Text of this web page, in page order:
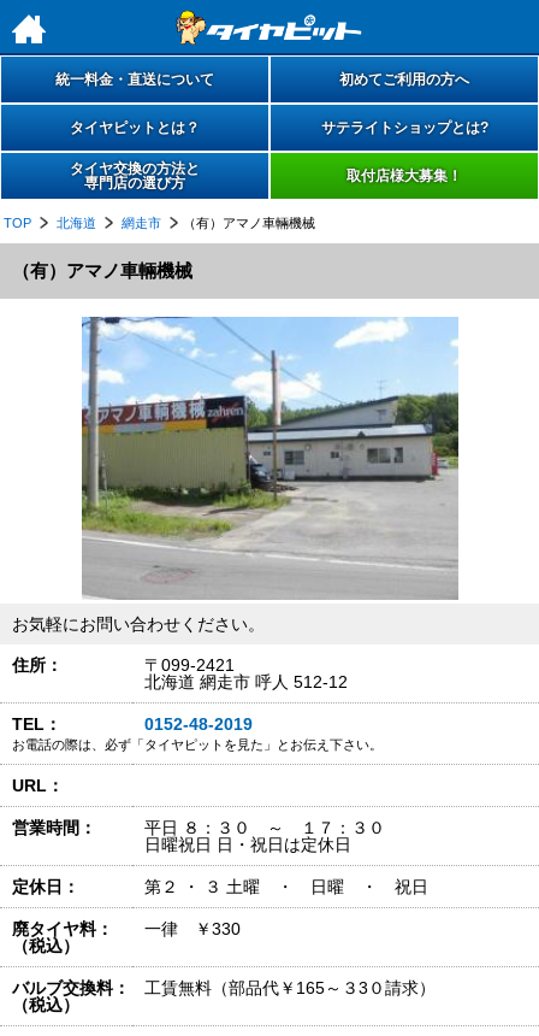
h
統一料金・直送について 初めてご利用の方へ
タイヤピットとは？ サテライトショップとは?
タイヤ交換の方法と
専門店の選び方
取付店様大募集！
TOP 北海道 網走市 （有）アマノ車輛機械
（有）アマノ車輛機械
お気軽にお問い合わせください。
住所：
〒099-2421
北海道 網走市 呼人 512-12
TEL： 0152-48-2019
お電話の際は、必ず「タイヤピットを見た」とお伝え下さい。
URL：
営業時間：
平日 ８：３０ ～ １７：３０
日曜祝日 日・祝日は定休日
定休日： 第２ ・ ３ 土曜 ・ 日曜 ・ 祝日
廃タイヤ料：
（税込）
一律 ￥330
バルブ交換料：
（税込）
工賃無料（部品代￥165～３3０請求）